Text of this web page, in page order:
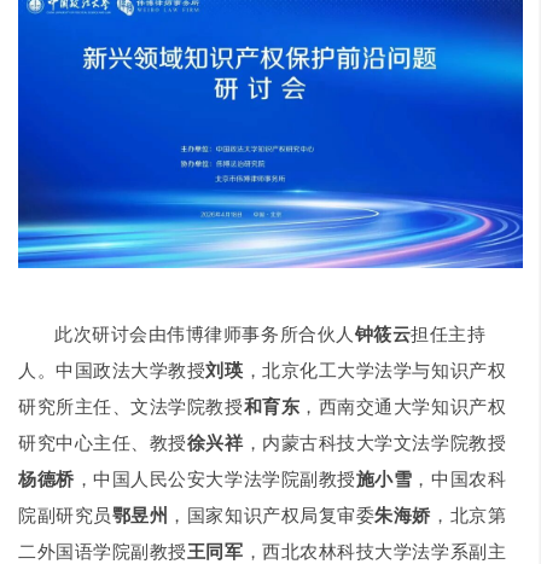
此次研讨会由伟博律师事务所合伙人 钟筱云担任主持
人。中国政法大学教授刘瑛 ，北京化工大学法学与知识产权
研究所主任、文法学院教授和育东 ，西南交通大学知识产权
研究中心主任、教授徐兴祥，内蒙古科技大学文法学院教授
杨德桥 ，中国人民公安大学法学院副教授施小雪 ，中国农科
院副研究员鄂昱州 ，国家知识产权局复审委朱海娇 ，北京第
二外国语学院副教授王同军 ，西北农林科技大学法学系副主